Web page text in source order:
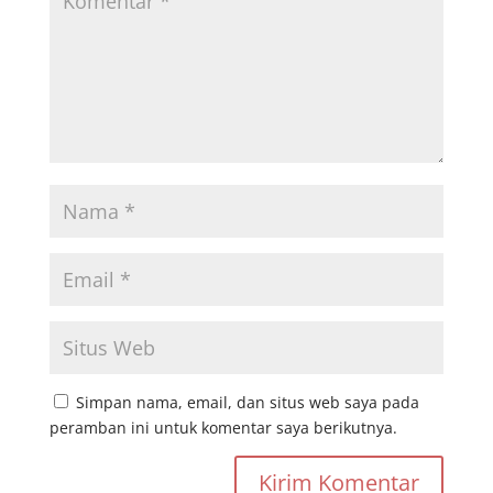
Simpan nama, email, dan situs web saya pada
peramban ini untuk komentar saya berikutnya.